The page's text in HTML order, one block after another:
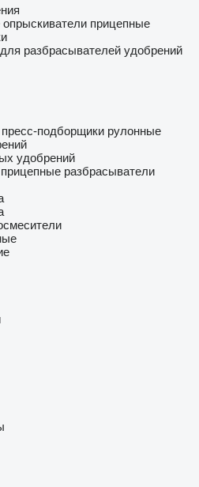
опрыскиватели прицепные
разбрасывателей удобрений
пресс-подборщики рулонные
удобрений
разбрасыватели